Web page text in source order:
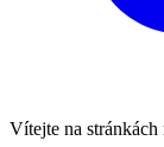
Vítejte na stránkách